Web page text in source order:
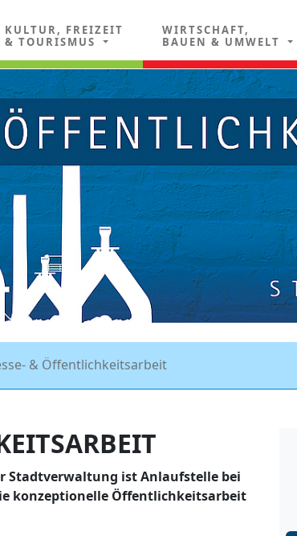
KULTUR, FREIZEIT
& TOURISMUS
WIRTSCHAFT,
BAUEN & UMWELT
& Öffentlichkeitsarbeit
Stadtverwaltung ist Anlaufstelle bei
konzeptionelle Öffentlichkeitsarbeit